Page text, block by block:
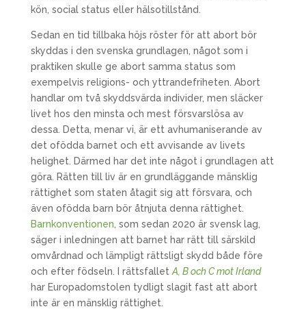
kön, social status eller hälsotillstånd.
Sedan en tid tillbaka höjs röster för att abort bör
skyddas i den svenska grundlagen, något som i
praktiken skulle ge abort samma status som
exempelvis religions- och yttrandefriheten. Abort
handlar om två skyddsvärda individer, men släcker
livet hos den minsta och mest försvarslösa av
dessa. Detta, menar vi, är ett avhumaniserande av
det ofödda barnet och ett avvisande av livets
helighet. Därmed har det inte något i grundlagen att
göra. Rätten till liv är en grundläggande mänsklig
rättighet som staten åtagit sig att försvara, och
även ofödda barn bör åtnjuta denna rättighet.
Barnkonventionen , som sedan 2020 är svensk lag,
säger i inledningen att barnet har rätt till särskild
omvårdnad och lämpligt rättsligt skydd både före
och efter födseln. I rättsfallet A, B och C mot Irland
har Europadomstolen tydligt slagit fast att abort
inte är en mänsklig rättighet.